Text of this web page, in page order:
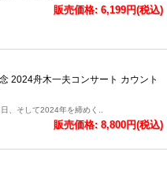
販売価格: 6,199円(税込)
2024舟木一夫コンサート カウント
、そして2024年を締めく..
販売価格: 8,800円(税込)